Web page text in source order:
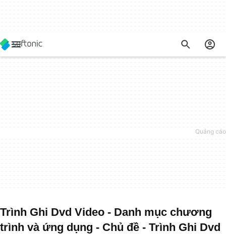
Trình Ghi Dvd Video - Danh mục chương
trình và ứng dụng - Chủ đề - Trình Ghi Dvd